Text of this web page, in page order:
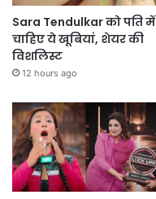
Sara Tendulkar को पति में
चाहिए ये खूबियां, शेयर की
विशलिस्ट
12 hours ago